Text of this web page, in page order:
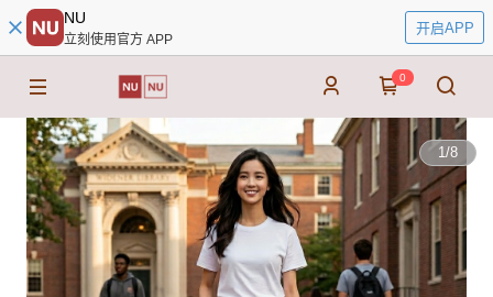
NU
立刻使用官方 APP
开启APP
0
1/8